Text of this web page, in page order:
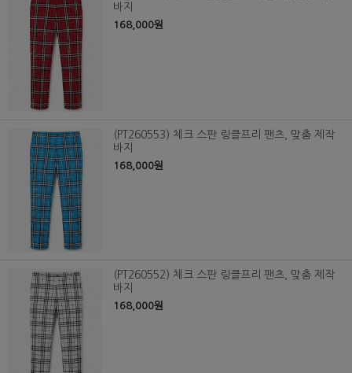
바지
168,000원
(PT260553) 체크 스판 링클프리 팬츠, 맞춤 제작
바지
168,000원
(PT260552) 체크 스판 링클프리 팬츠, 맞춤 제작
바지
168,000원